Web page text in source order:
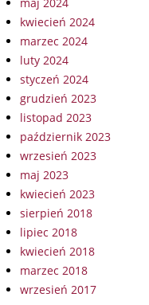
maj 2024
kwiecień 2024
marzec 2024
luty 2024
styczeń 2024
grudzień 2023
listopad 2023
październik 2023
wrzesień 2023
maj 2023
kwiecień 2023
sierpień 2018
lipiec 2018
kwiecień 2018
marzec 2018
wrzesień 2017